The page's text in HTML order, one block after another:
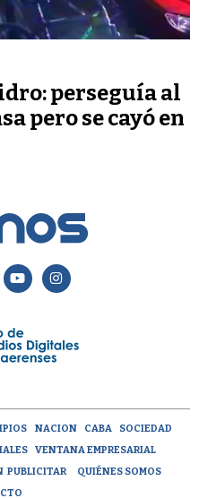
perseguía al
pero se cayó en
NACION CABA
SOCIEDAD
VENTANA EMPRESARIAL
PUBLICITAR
QUIÉNES SOMOS